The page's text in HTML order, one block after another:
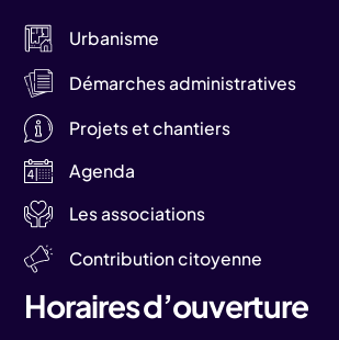
Urbanisme
Démarches administratives
Projets et chantiers
Agenda
Les associations
Contribution citoyenne
Horaires d’ouverture